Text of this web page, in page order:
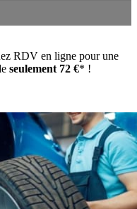
RDV en ligne pour une
seulement 72 €* !